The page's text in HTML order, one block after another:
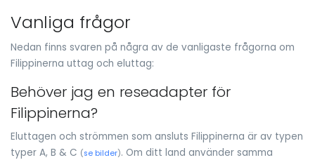
Vanliga frågor
Nedan finns svaren på några av de vanligaste frågorna om
Filippinerna uttag och eluttag:
Behöver jag en reseadapter för
Filippinerna?
Eluttagen och strömmen som ansluts Filippinerna är av typen
typer A, B & C (se bilder). Om ditt land använder samma